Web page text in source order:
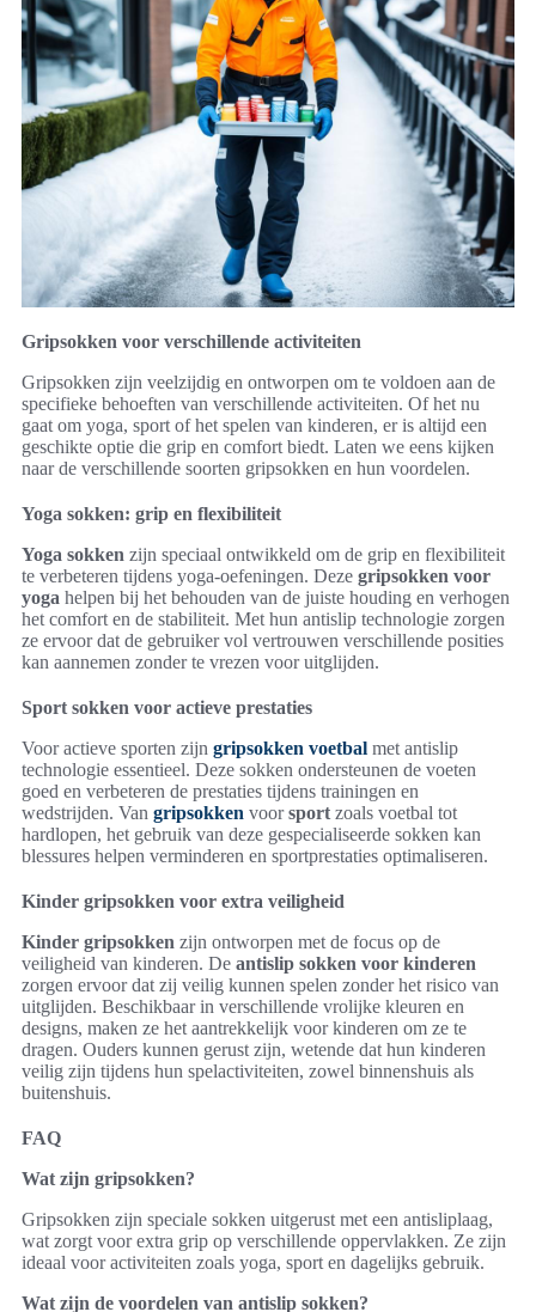
Gripsokken voor verschillende activiteiten
Gripsokken zijn veelzijdig en ontworpen om te voldoen aan de
specifieke behoeften van verschillende activiteiten. Of het nu
gaat om yoga, sport of het spelen van kinderen, er is altijd een
geschikte optie die grip en comfort biedt. Laten we eens kijken
naar de verschillende soorten gripsokken en hun voordelen.
Yoga sokken: grip en flexibiliteit
Yoga sokken zijn speciaal ontwikkeld om de grip en flexibiliteit
te verbeteren tijdens yoga-oefeningen. Deze gripsokken voor
yoga helpen bij het behouden van de juiste houding en verhogen
het comfort en de stabiliteit. Met hun antislip technologie zorgen
ze ervoor dat de gebruiker vol vertrouwen verschillende posities
kan aannemen zonder te vrezen voor uitglijden.
Sport sokken voor actieve prestaties
Voor actieve sporten zijn gripsokken voetbal met antislip
technologie essentieel. Deze sokken ondersteunen de voeten
goed en verbeteren de prestaties tijdens trainingen en
wedstrijden. Van gripsokken voorsport zoals voetbal tot
hardlopen, het gebruik van deze gespecialiseerde sokken kan
blessures helpen verminderen en sportprestaties optimaliseren.
Kinder gripsokken voor extra veiligheid
Kinder gripsokken zijn ontworpen met de focus op de
veiligheid van kinderen. De antislip sokken voor kinderen
zorgen ervoor dat zij veilig kunnen spelen zonder het risico van
uitglijden. Beschikbaar in verschillende vrolijke kleuren en
designs, maken ze het aantrekkelijk voor kinderen om ze te
dragen. Ouders kunnen gerust zijn, wetende dat hun kinderen
veilig zijn tijdens hun spelactiviteiten, zowel binnenshuis als
buitenshuis.
FAQ
Wat zijn gripsokken?
Gripsokken zijn speciale sokken uitgerust met een antisliplaag,
wat zorgt voor extra grip op verschillende oppervlakken. Ze zijn
ideaal voor activiteiten zoals yoga, sport en dagelijks gebruik.
Wat zijn de voordelen van antislip sokken?